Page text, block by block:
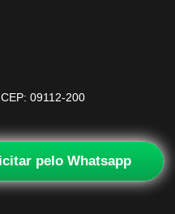
pelo Whatsapp
09112-200